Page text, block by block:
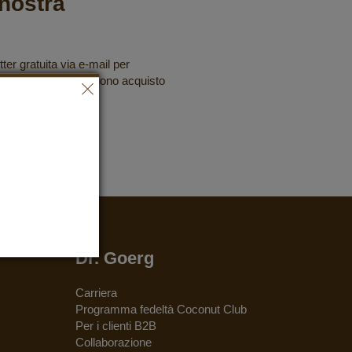
gratuita via e-mail per
il tuo buono acquisto
Dr. Goerg
Carriera
Programma fedeltà Coconut Club
Per i clienti B2B
Collaborazione